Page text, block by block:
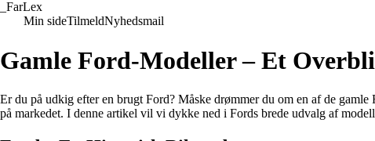
FarLex
Min sideTilmeldNyhedsmail
Gamle Ford-Modeller – Et
Er du på udkig efter en brugt Ford? Måske drømmer du om en af de
på markedet. I denne artikel vil vi dykke ned i Fords brede udvalg af